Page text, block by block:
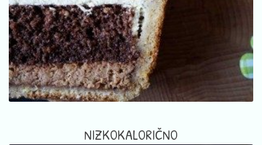
NIZKOKALORIČNO